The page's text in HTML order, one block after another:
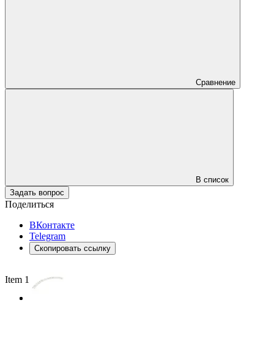
Сравнение
В список
Задать вопрос
Поделиться
ВКонтакте
Telegram
Скопировать ссылку
Item 1 of 2